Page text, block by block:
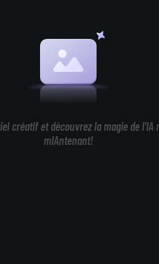
créatif et découvrez la magie de l'IA
mIAntenant!